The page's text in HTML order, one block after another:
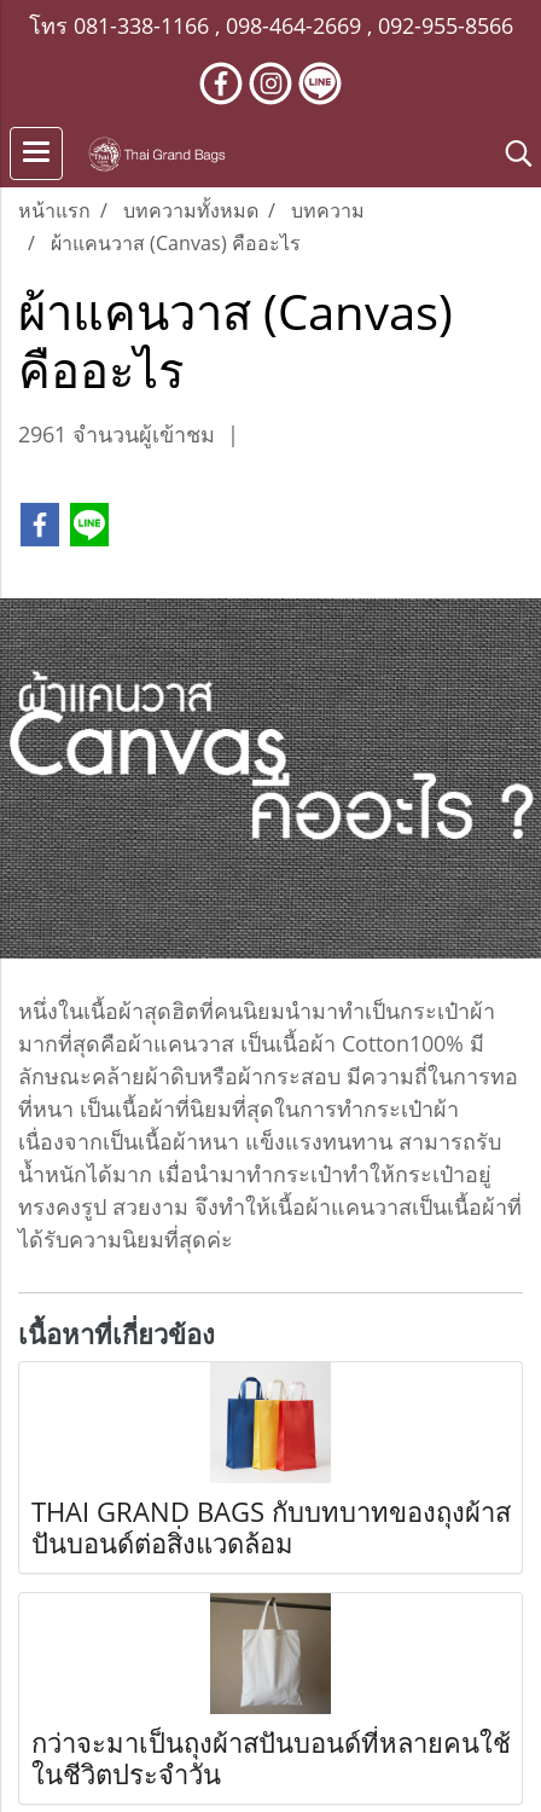
โทร 081-338-1166, 098-464-2669, 092-955-8566
หน้าแรก บทความทั้งหมด
บทความ
ผ้าแคนวาส (Canvas) คืออะไร
ผ้าแคนวาส (Canvas)
คืออะไร
2961 จำนวนผู้เข้าชม |
หนึ่งในเนื้อผ้าสุดฮิตที่คนนิยมนำมาทำเป็นกระเป๋าผ้า
มากที่สุดคือผ้าแคนวาส เป็นเนื้อผ้า Cotton100% มี
ลักษณะคล้ายผ้าดิบหรือผ้ากระสอบ มีความถี่ในการทอ
ที่หนา เป็นเนื้อผ้าที่นิยมที่สุดในการทำกระเป๋าผ้า
เนื่องจากเป็นเนื้อผ้าหนา แข็งแรงทนทาน สามารถรับ
น้ำหนักได้มาก เมื่อนำมาทำกระเป๋าทำให้กระเป๋าอยู่
ทรงคงรูป สวยงาม จึงทำให้เนื้อผ้าแคนวาสเป็นเนื้อผ้าที่
ได้รับความนิยมที่สุดค่ะ
เนื้อหาที่เกี่ยวข้อง
THAI GRAND BAGS กับบทบาทของถุงผ้าส
ปันบอนด์ต่อสิ่งแวดล้อม
กว่าจะมาเป็นถุงผ้าสปันบอนด์ที่หลายคนใช้
ในชีวิตประจำวัน